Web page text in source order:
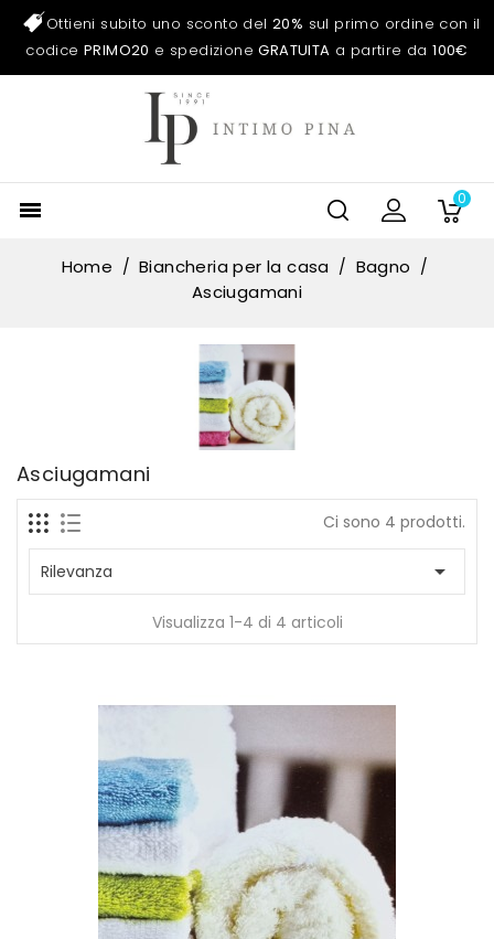
Ottieni subito uno sconto del20% sul primo ordine con il
codice PRIMO20 e spedizioneGRATUITA a partire da100€
 0
Home Biancheria per la casa
Bagno
Asciugamani
Asciugamani
Ci sono 4 prodotti.
Rilevanza 
Visualizza 1-4 di 4 articoli